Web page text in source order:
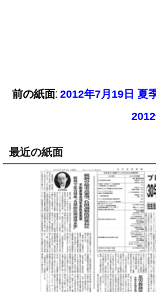
前の紙面: 2012年7月19日 夏
最近の紙面